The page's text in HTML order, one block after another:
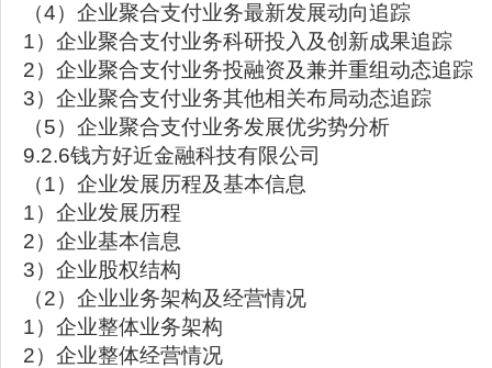
（4）企业聚合支付业务最新发展动向追踪
1）企业聚合支付业务科研投入及创新成果追踪
2）企业聚合支付业务投融资及兼并重组动态追踪
3）企业聚合支付业务其他相关布局动态追踪
（5）企业聚合支付业务发展优劣势分析
9.2.6钱方好近金融科技有限公司
（1）企业发展历程及基本信息
1）企业发展历程
2）企业基本信息
3）企业股权结构
（2）企业业务架构及经营情况
1）企业整体业务架构
2）企业整体经营情况